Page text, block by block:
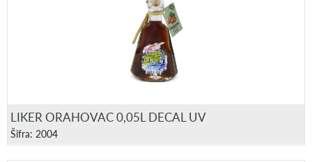
LIKER ORAHOVAC 0,05L DECAL UV
Šifra: 2004